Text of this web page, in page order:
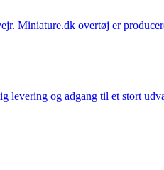
Miniature.dk overtøj er
og adgang til et stort